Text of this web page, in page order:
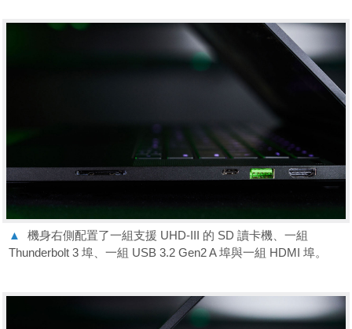
▲
機身右側配置了一組支援 UHD-III 的 SD 讀卡機、一組
Thunderbolt 3 埠、一組 USB 3.2 Gen2 A 埠與一組 HDMI 埠。